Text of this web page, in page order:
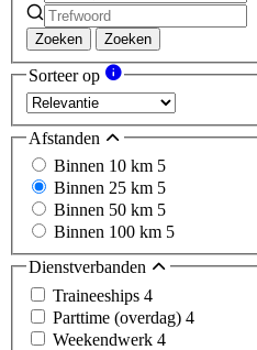
Zoeken Zoeken
Sorteer op
Afstanden
Binnen 10 km 5
Binnen 25 km 5
Binnen 50 km 5
Binnen 100 km 5
Dienstverbanden
Traineeships 4
Parttime (overdag) 4
Weekendwerk 4